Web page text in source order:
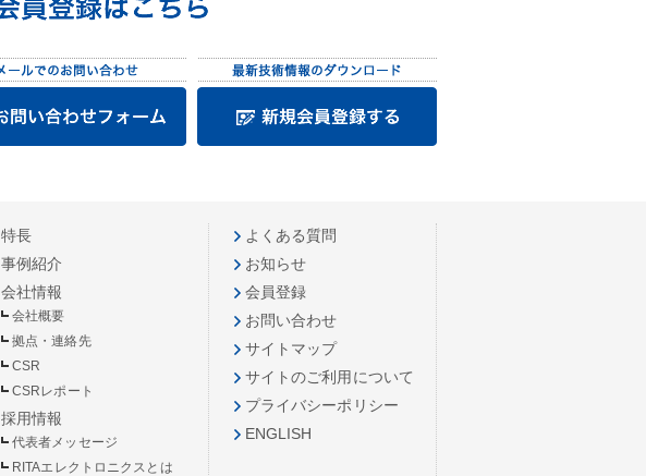
特長
事例紹介
会社情報
会社概要
拠点・連絡先
CSR
CSRレポート
採用情報
代表者メッセージ
RITAエレクトロニクスとは
よくある質問
お知らせ
会員登録
お問い合わせ
サイトマップ
サイトのご利用について
プライバシーポリシー
ENGLISH